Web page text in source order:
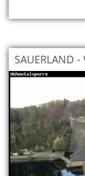
SAUERLAND -